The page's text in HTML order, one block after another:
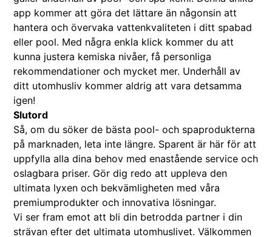
app kommer att göra det lättare än någonsin att
hantera och övervaka vattenkvaliteten i ditt spabad
eller pool. Med några enkla klick kommer du att
kunna justera kemiska nivåer, få personliga
rekommendationer och mycket mer. Underhåll av
ditt utomhusliv kommer aldrig att vara detsamma
igen!
Slutord
Så, om du söker de bästa pool- och spaprodukterna
på marknaden, leta inte längre. Sparent är här för att
uppfylla alla dina behov med enastående service och
oslagbara priser. Gör dig redo att uppleva den
ultimata lyxen och bekvämligheten med våra
premiumprodukter och innovativa lösningar.
Vi ser fram emot att bli din betrodda partner i din
strävan efter det ultimata utomhuslivet. Välkommen